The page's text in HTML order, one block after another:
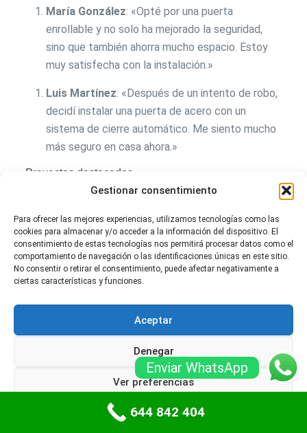
Gestionar consentimiento
Para ofrecer las mejores experiencias, utilizamos tecnologías como las
cookies para almacenar y/o acceder a la información del dispositivo. El
consentimiento de estas tecnologías nos permitirá procesar datos como el
comportamiento de navegación o las identificaciones únicas en este sitio.
No consentir o retirar el consentimiento, puede afectar negativamente a
ciertas características y funciones.
Aceptar
Denegar
Ver preferencias
Política de cookiesPolíticas de privacidad
María González: «Opté por una puerta
enrollable y no solo ha mejorado la seguridad,
sino que también ahorra mucho espacio. Estoy
muy satisfecha con la instalación.»
Luis Martínez: «Después de un intento de robo,
decidí instalar una puerta de acero con un
sistema de cierre automático. Me siento mucho
más seguro en casa ahora.»
Proyectos destacados
viviendas, se instalaron puertas de garaje
seccionales para mejorar la seguridad. Los
residentes han reportado una disminución
significativa en incidentes de robo.
enrollables para maximizar el uso del espacio. La
instalación ha permitido una mayor eficiencia en
la operación diaria del negocio.
Vivienda Unifamiliar en Sant Cugat: Se instaló
automático, dando un toque estético y
Enviar WhatsApp
644 842 404